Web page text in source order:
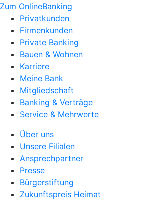
Zum OnlineBanking
Privatkunden
Firmenkunden
Private Banking
Bauen & Wohnen
Karriere
Meine Bank
Mitgliedschaft
Banking & Verträge
Service & Mehrwerte
Über uns
Unsere Filialen
Ansprechpartner
Presse
Bürgerstiftung
Zukunftspreis Heimat